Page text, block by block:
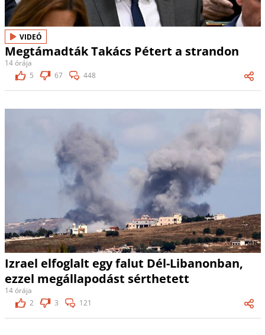
VIDEÓ
Megtámadták Takács Pétert a strandon
14 órája
5
67 448
Izrael elfoglalt egy falut Dél-Libanonban,
ezzel megállapodást sérthetett
14 órája
2
3 121